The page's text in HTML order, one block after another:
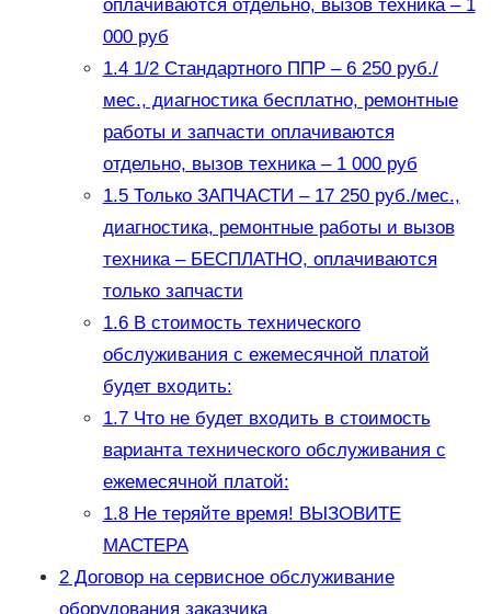
оплачиваются отдельно, вызов техника – 1
000 руб
1.41/2 Стандартного ППР – 6 250 руб./
мес., диагностика бесплатно, ремонтные
работы и запчасти оплачиваются
отдельно, вызов техника – 1 000 руб
1.5Только ЗАПЧАСТИ – 17 250 руб./мес.,
диагностика, ремонтные работы и вызов
техника – БЕСПЛАТНО, оплачиваются
только запчасти
1.6В стоимость технического
обслуживания с ежемесячной платой
будет входить:
1.7Что не будет входить в стоимость
варианта технического обслуживания с
ежемесячной платой:
1.8Не теряйте время! ВЫЗОВИТЕ
МАСТЕРА
2Договор на сервисное обслуживание
оборудования заказчика